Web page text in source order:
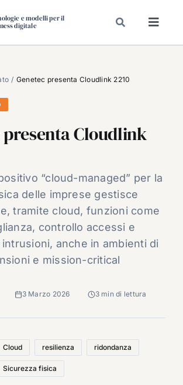
e modelli per il
digitale
DI REDAZIONE
Genetec presenta Cloudlink 2210
presenta Cloudlink
“cloud-managed” per la
delle imprese gestisce
tramite cloud, funzioni come
controllo accessi e
anche in ambienti di
e mission-critical
3 Marzo 2026 3 min di lettura
Cloud resilienza ridondanza
Sicurezza fisica